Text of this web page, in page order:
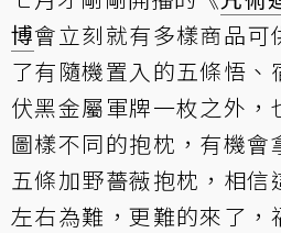
博會立刻就有多樣商品可
了有隨機置入的五條悟、
伏黑金屬軍牌一枚之外，
圖樣不同的抱枕，有機會
五條加野薔薇抱枕，相信
左右為難，更難的來了，